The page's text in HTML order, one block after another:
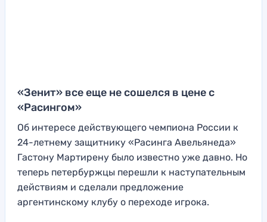
«Зенит» все еще не сошелся в цене с
«Расингом»
Об интересе действующего чемпиона России к
24-летнему защитнику «Расинга Авельянеда»
Гастону Мартирену было известно уже давно. Но
теперь петербуржцы перешли к наступательным
действиям и сделали предложение
аргентинскому клубу о переходе игрока.